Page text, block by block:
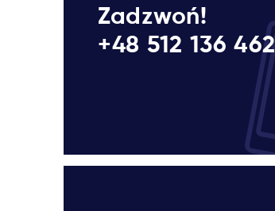
Zadzwoń!
+48 512 136 462